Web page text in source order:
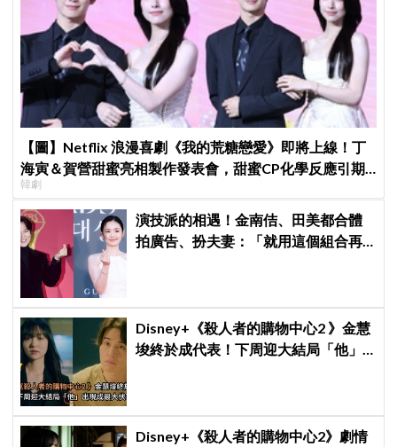
【圖】Netflix 浪漫喜劇《我的荒糖戀愛》即將上線！丁
海寅＆賀營甜蜜亮相製作發表會，甜蜜CP化學反應引期
待
韓劇
演技派的相遇！金南佶、田美都合體
拍廣告、扮夫妻：「就用這個組合再
Disney+《殺人者的購物中心2 》金慧
埈終於成代表！下周迎大結局「他」
Disney+《殺人者的購物中心2》劇情